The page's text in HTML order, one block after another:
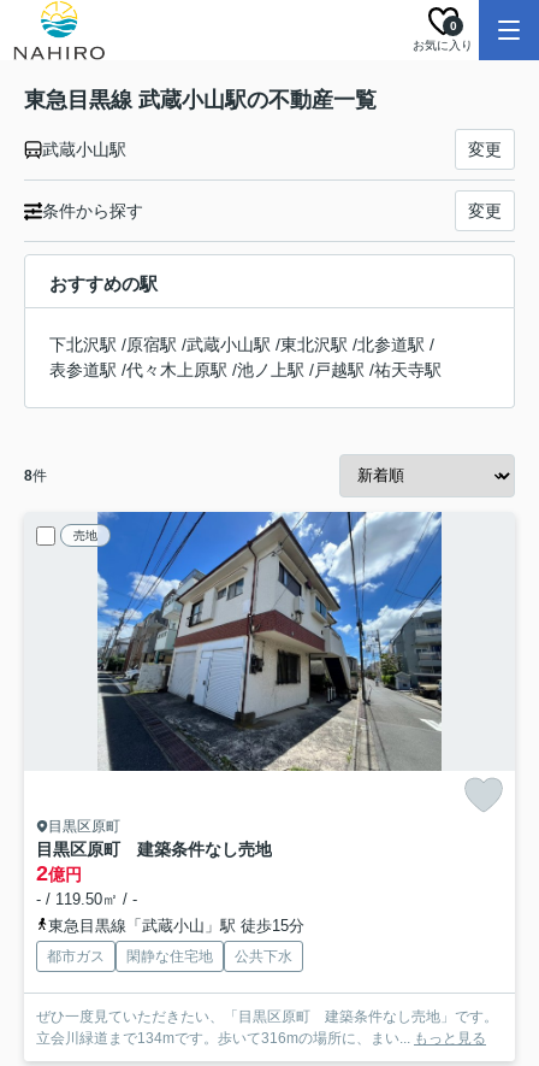
お気に入り
0
東急目黒線 武蔵小山駅の不動産一覧
武蔵小山駅 変更
条件から探す 変更
おすすめの駅
下北沢駅 /原宿駅 /武蔵小山駅 /東北沢駅 /北参道駅 /
表参道駅 /代々木上原駅 /池ノ上駅 /戸越駅 /祐天寺駅
8件
売地
目黒区原町
目黒区原町 建築条件なし売地
2億円
- / 119.50㎡ / -
東急目黒線「武蔵小山」駅 徒歩15分
都市ガス 閑静な住宅地 公共下水
ぜひ一度見ていただきたい、「目黒区原町 建築条件なし売地」です。
立会川緑道まで134mです。歩いて316mの場所に、まい... もっと見る